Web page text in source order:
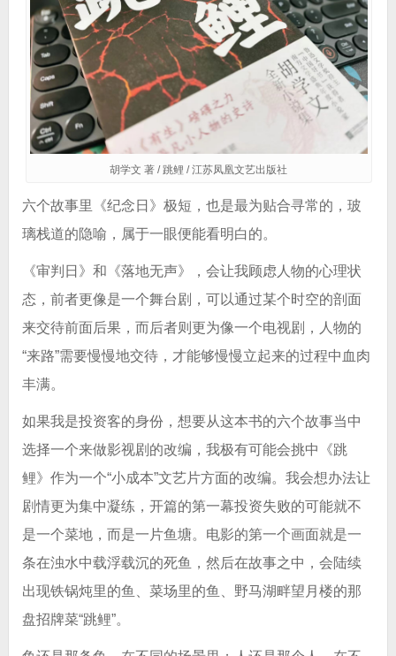
胡学文 著 / 跳鲤 / 江苏凤凰文艺出版社
六个故事里《纪念日》极短，也是最为贴合寻常的，玻
璃栈道的隐喻，属于一眼便能看明白的。
《审判日》和《落地无声》，会让我顾虑人物的心理状
态，前者更像是一个舞台剧，可以通过某个时空的剖面
来交待前面后果，而后者则更为像一个电视剧，人物的
“来路”需要慢慢地交待，才能够慢慢立起来的过程中血肉
丰满。
如果我是投资客的身份，想要从这本书的六个故事当中
选择一个来做影视剧的改编，我极有可能会挑中《跳
鲤》作为一个“小成本”文艺片方面的改编。我会想办法让
剧情更为集中凝练，开篇的第一幕投资失败的可能就不
是一个菜地，而是一片鱼塘。电影的第一个画面就是一
条在浊水中载浮载沉的死鱼，然后在故事之中，会陆续
出现铁锅炖里的鱼、菜场里的鱼、野马湖畔望月楼的那
盘招牌菜“跳鲤”。